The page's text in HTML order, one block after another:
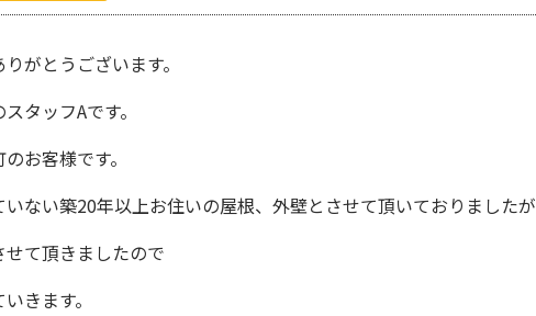
がとうございます。
スタッフAです。
のお客様です。
ない築20年以上お住いの屋根、外壁とさせて頂いておりましたが
て頂きましたので
きます。